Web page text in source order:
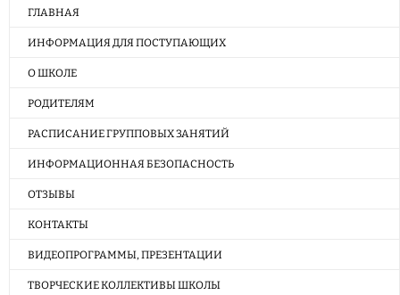
ГЛАВНАЯ
ИНФОРМАЦИЯ ДЛЯ ПОСТУПАЮЩИХ
О ШКОЛЕ
РОДИТЕЛЯМ
РАСПИСАНИЕ ГРУППОВЫХ ЗАНЯТИЙ
ИНФОРМАЦИОННАЯ БЕЗОПАСНОСТЬ
ОТЗЫВЫ
КОНТАКТЫ
ВИДЕОПРОГРАММЫ, ПРЕЗЕНТАЦИИ
ТВОРЧЕСКИЕ КОЛЛЕКТИВЫ ШКОЛЫ